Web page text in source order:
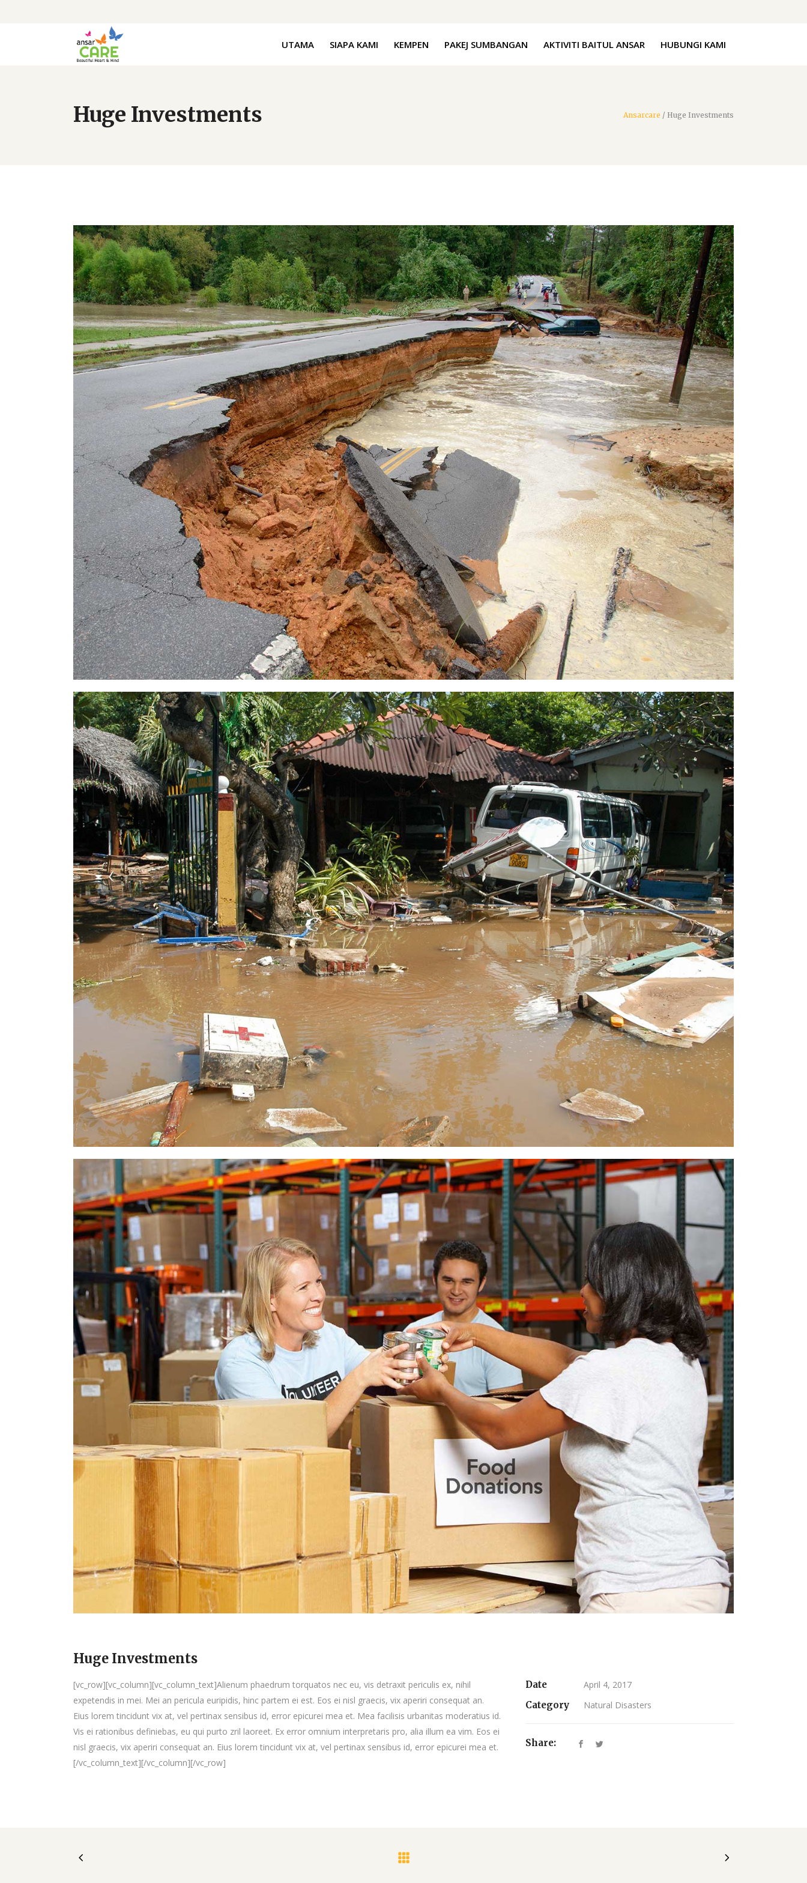
UTAMA SIAPA KAMI KEMPEN PAKEJ SUMBANGAN AKTIVITI BAITUL ANSAR HUBUNGI KAMI
Huge Investments Ansarcare / Huge Investments
Huge Investments
[vc_row][vc_column][vc_column_text]Alienum phaedrum torquatos nec eu, vis detraxit periculis ex, nihil
expetendis in mei. Mei an pericula euripidis, hinc partem ei est. Eos ei nisl graecis, vix aperiri consequat an.
Eius lorem tincidunt vix at, vel pertinax sensibus id, error epicurei mea et. Mea facilisis urbanitas moderatius id.
Vis ei rationibus definiebas, eu qui purto zril laoreet. Ex error omnium interpretaris pro, alia illum ea vim. Eos ei
nisl graecis, vix aperiri consequat an. Eius lorem tincidunt vix at, vel pertinax sensibus id, error epicurei mea et.
[/vc_column_text][/vc_column][/vc_row]
Date
April 4, 2017
Category
Natural Disasters
Share: